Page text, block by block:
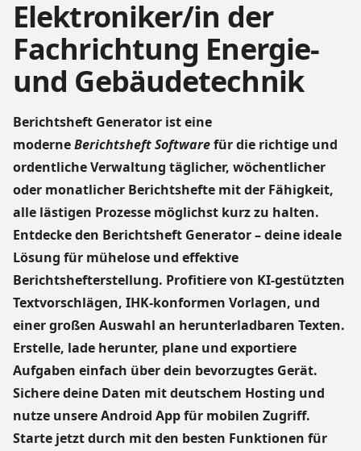
Elektroniker/in der
Fachrichtung Energie-
und Gebäudetechnik
Berichtsheft Generator ist eine
moderneBerichtsheft Softwarefür die richtige und
ordentliche Verwaltung täglicher, wöchentlicher
oder monatlicher Berichtshefte mit der Fähigkeit,
alle lästigen Prozesse möglichst kurz zu halten.
Entdecke den Berichtsheft Generator – deine ideale
Lösung für mühelose und effektive
Berichtshefterstellung. Profitiere von KI-gestützten
Textvorschlägen, IHK-konformen Vorlagen, und
einer großen Auswahl an herunterladbaren Texten.
Erstelle, lade herunter, plane und exportiere
Aufgaben einfach über dein bevorzugtes Gerät.
Sichere deine Daten mit deutschem Hosting und
nutze unsere Android App für mobilen Zugriff.
Starte jetzt durch mit den besten Funktionen für